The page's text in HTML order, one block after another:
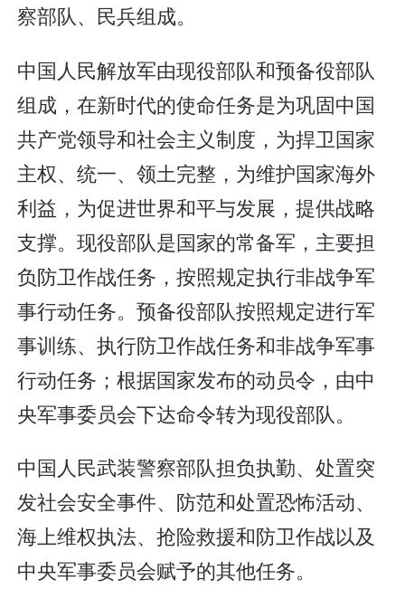
察部队、民兵组成。
中国人民解放军由现役部队和预备役部队
组成，在新时代的使命任务是为巩固中国
共产党领导和社会主义制度，为捍卫国家
主权、统一、领土完整，为维护国家海外
利益，为促进世界和平与发展，提供战略
支撑。现役部队是国家的常备军，主要担
负防卫作战任务，按照规定执行非战争军
事行动任务。预备役部队按照规定进行军
事训练、执行防卫作战任务和非战争军事
行动任务；根据国家发布的动员令，由中
央军事委员会下达命令转为现役部队。
中国人民武装警察部队担负执勤、处置突
发社会安全事件、防范和处置恐怖活动、
海上维权执法、抢险救援和防卫作战以及
中央军事委员会赋予的其他任务。